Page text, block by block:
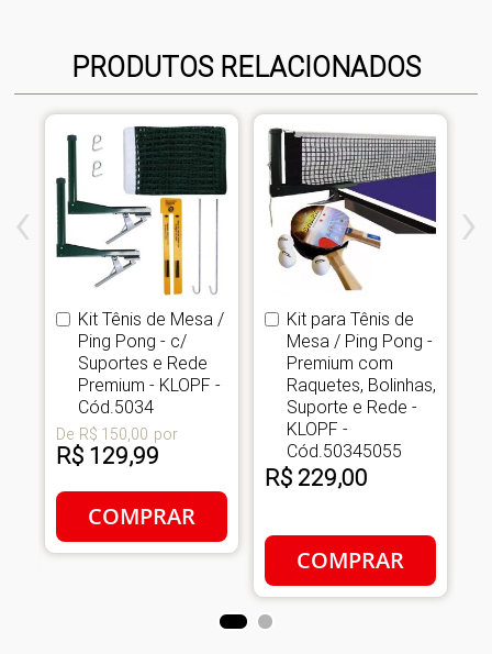
PRODUTOS RELACIONADOS
Kit Tênis de Mesa /
Ping Pong - c/
Suportes e Rede
Premium - KLOPF -
Cód.5034
De R$ 150,00 por
R$ 129,99
Comprar
COMPRAR
Kit para Tênis de
Mesa / Ping Pong -
Premium com
Raquetes, Bolinhas,
Suporte e Rede -
KLOPF -
Cód.50345055
R$ 229,00
Comprar
COMPRAR
‹ ›